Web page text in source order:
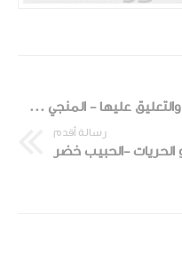
شرح مجلة الإجراءات الجزائية والتعليق عليها - المنجي الأخضر
رسالة أقدم
الحريات -الحبيب خضر